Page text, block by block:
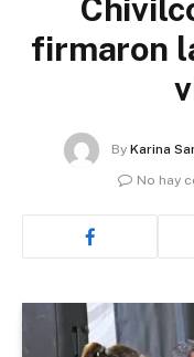
firmaron
By Karina
No hay